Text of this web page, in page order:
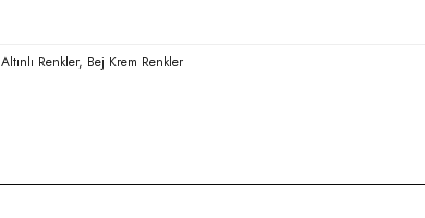
Altınlı Renkler, Bej Krem Renkler